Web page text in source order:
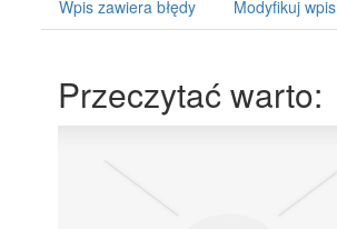
Wpis zawiera błędy Modyfikuj wpis
Przeczytać warto: